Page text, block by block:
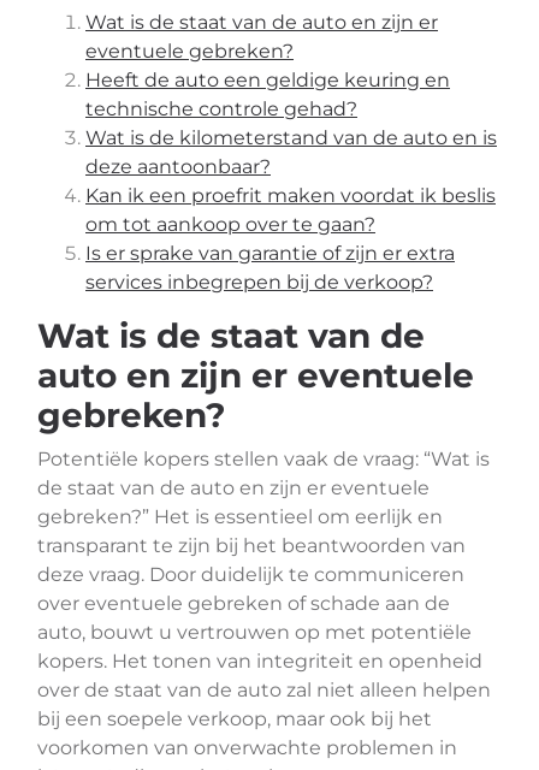
Wat is de staat van de auto en zijn er
eventuele gebreken?
Heeft de auto een geldige keuring en
technische controle gehad?
Wat is de kilometerstand van de auto en is
deze aantoonbaar?
Kan ik een proefrit maken voordat ik beslis
om tot aankoop over te gaan?
Is er sprake van garantie of zijn er extra
services inbegrepen bij de verkoop?
Wat is de staat van de
auto en zijn er eventuele
gebreken?
Potentiële kopers stellen vaak de vraag: “Wat is
de staat van de auto en zijn er eventuele
gebreken?” Het is essentieel om eerlijk en
transparant te zijn bij het beantwoorden van
deze vraag. Door duidelijk te communiceren
over eventuele gebreken of schade aan de
auto, bouwt u vertrouwen op met potentiële
kopers. Het tonen van integriteit en openheid
over de staat van de auto zal niet alleen helpen
bij een soepele verkoop, maar ook bij het
voorkomen van onverwachte problemen in